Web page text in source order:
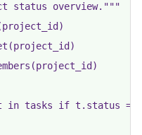
status overview."""
in tasks if t.status ==